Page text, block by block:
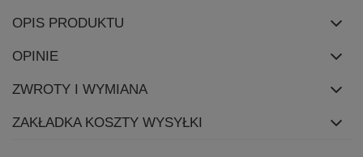
OPIS PRODUKTU
OPINIE
ZWROTY I WYMIANA
ZAKŁADKA KOSZTY WYSYŁKI